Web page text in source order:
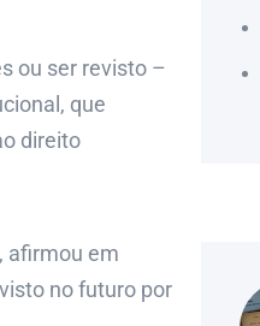
ou ser revisto –
que
direito
afirmou em
no futuro por